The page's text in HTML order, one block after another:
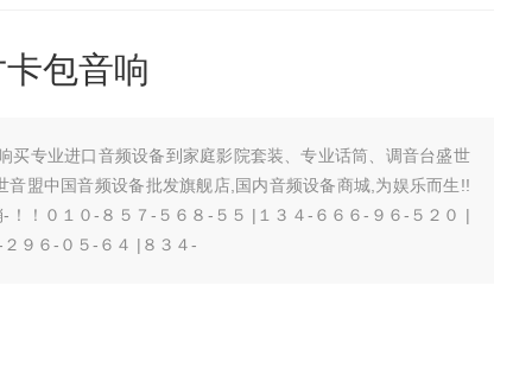
包音响
买专业进口音频设备到家庭影院套装、专业话筒、调音台盛世
盟中国音频设备批发旗舰店,国内音频设备商城,为娱乐而生!!
！！０１０-８５７-５６８-５５ |１３４-６６６-９６-５２０ |
９６-０５-６４ |８３４-